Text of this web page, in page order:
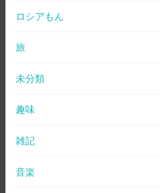
ロシアもん
旅
未分類
趣味
雑記
音楽